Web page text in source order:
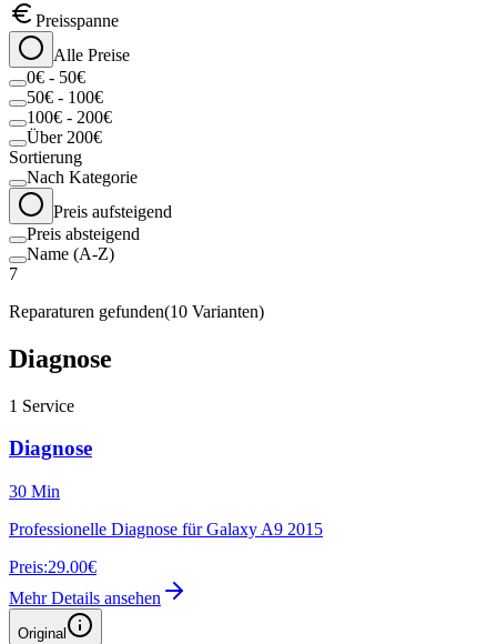
Preisspanne
Alle Preise
0€ - 50€
50€ - 100€
100€ - 200€
Über 200€
Sortierung
Nach Kategorie
Preis aufsteigend
Preis absteigend
Name (A-Z)
7
Reparaturen gefunden(10 Varianten)
Diagnose
1 Service
Diagnose
30 Min
Professionelle Diagnose für Galaxy A9 2015
Preis:29.00€
Mehr Details ansehen
Original